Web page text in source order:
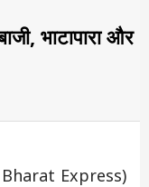
भाटापारा और
Bharat Express)